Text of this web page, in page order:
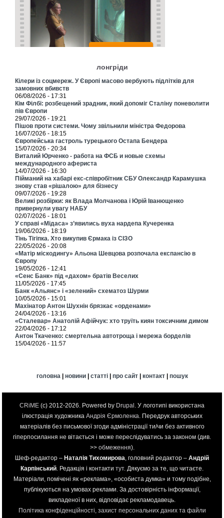
лонгріди
Кілери із соцмереж. У Європі масово вербують підлітків для
замовних вбивств
06/08/2026 - 17:31
Кім Філбі: розбещений зрадник, який допоміг Сталіну поневолити
пів Європи
29/07/2026 - 19:21
Пішов проти системи. Чому звільнили міністра Федорова
16/07/2026 - 18:15
Європейська гастроль турецького Остапа Бендера
15/07/2026 - 20:34
Виталий Юрченко - работа на ФСБ и новые схемы
международного афериста
14/07/2026 - 16:30
Пійманий на хабарі екс-співробітник СБУ Олександр Карамушка
знову став «рішалою» для бізнесу
09/07/2026 - 19:28
Великі розбірки: як Влада Молчанова і Юрій Іванющенко
привернули увагу НАБУ
02/07/2026 - 18:01
У справі «Мідаса» з’явились вуха нардепа Кучеренка
19/06/2026 - 18:19
Тінь Тігіпка. Хто викупив Єрмака із СІЗО
22/05/2026 - 20:08
«Матір міскодингу» Альона Шевцова розпочала експансію в
Європу
19/05/2026 - 12:41
«Сенс Банк» під «дахом» братів Веселих
11/05/2026 - 17:45
Банк «Альянс» і «зелений» схематоз Шурми
10/05/2026 - 15:01
Махінатор Антон Шухнін брязкає «орденами»
24/04/2026 - 13:16
«Сталевар» Анатолій Афійчук: хто труїть киян токсичним димом
22/04/2026 - 17:12
Антон Ткаченко: смертельна автотроща і мережа борделів
15/04/2026 - 11:57
головна | новини| статті| про сайт| контакт| пошук
CRiME (c) 2012-2026. Powered by Drupal . У логотипі використана
ілюстрація художника Андрія Єрмоленка . Передрук авторських
матеріалів без письмової згоди адміністрації ти/чи без активного
гіперпосилання не вітається і може переслідуватись за законом (див.
>> обмеження).
Шеф-редактор – Наталія Тихомирова , головний редактор – Андрій
Карпінський . Редакція і контакти тут. Дякуємо за те, що читаєте.
Матеріали, помічені як «реклама», «особиста думка» и тому подібне,
публікуються на умовах реклами. За достовірність інформації,
викладеної в них, відповідає рекламодавець.
Політика конфіденційності, захист персональних даних та файли